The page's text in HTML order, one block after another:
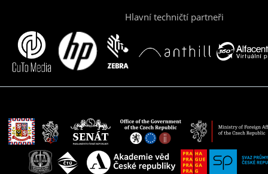
Hlavní techničtí partneři